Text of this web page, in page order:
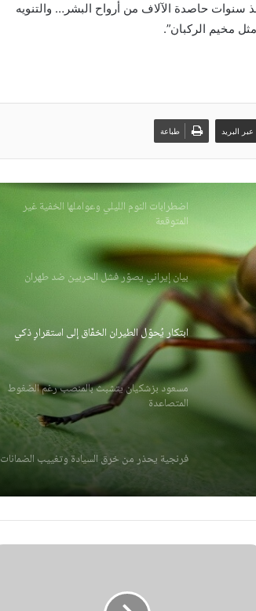
سنوات حاصدة الآلاف من أرواح البشر… والتنويه
مخيم الركبان”.
البريد طباعة
ابتكار يُحوّل الطيران الخفّاق إلى استقرارٍ ذكي
اضطرابات النوم الليلي وعواملها الخفية غير
المتوقعة
بيان إيراني يصوّر فشل الحربين ضد طهران
ابتكار يُحوّل الطيران الخفّاق إلى استقرارٍ ذكي
مسعود بزشكيان يتشبث بالمنصب رغم الضغوط
المتصاعدة
فرنجية يحذر من خرق السيادة وتغييب الضمانات
اضطرابات النوم الليلي وعواملها الخفية غير